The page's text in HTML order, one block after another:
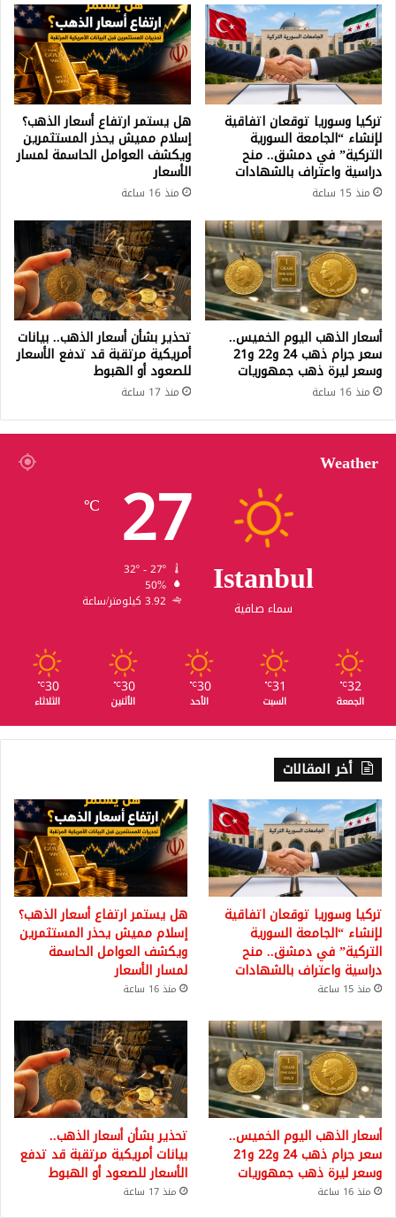
تركيا وسوريا توقعان اتفاقية
لإنشاء “الجامعة السورية
التركية” في دمشق.. منح
دراسية واعتراف بالشهادات
منذ 15 ساعة
هل يستمر ارتفاع أسعار الذهب؟
إسلام مميش يحذر المستثمرين
ويكشف العوامل الحاسمة لمسار
الأسعار
منذ 16 ساعة
أسعار الذهب اليوم الخميس..
سعر جرام ذهب 24 و22 و21
وسعر ليرة ذهب جمهوريات
منذ 16 ساعة
تحذير بشأن أسعار الذهب.. بيانات
أمريكية مرتقبة قد تدفع الأسعار
للصعود أو الهبوط
منذ 17 ساعة
Weather
Istanbul
سماء صافية
27
℃
50%
3.92 كيلومتر/ساعة
32
℃
الجمعة
31
℃
السبت
30
℃
الأحد
30
℃
الأثنين
30
℃
الثلاثاء
أخر المقالات
تركيا وسوريا توقعان اتفاقية
لإنشاء “الجامعة السورية
التركية” في دمشق.. منح
دراسية واعتراف بالشهادات
منذ 15 ساعة
هل يستمر ارتفاع أسعار الذهب؟
إسلام مميش يحذر المستثمرين
ويكشف العوامل الحاسمة
لمسار الأسعار
منذ 16 ساعة
أسعار الذهب اليوم الخميس..
سعر جرام ذهب 24 و22 و21
وسعر ليرة ذهب جمهوريات
منذ 16 ساعة
تحذير بشأن أسعار الذهب..
بيانات أمريكية مرتقبة قد تدفع
الأسعار للصعود أو الهبوط
منذ 17 ساعة